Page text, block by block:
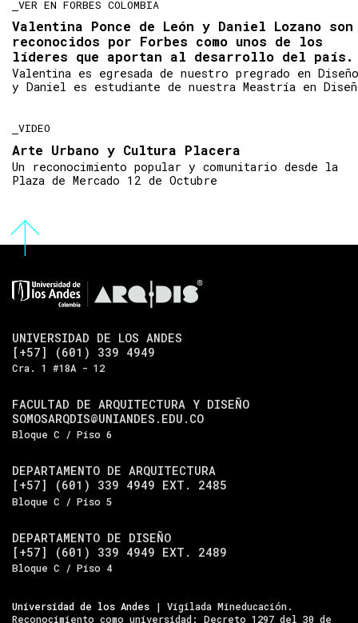
VER EN FORBES COLOMBIA
Valentina Ponce de León y Daniel Lozano son
reconocidos por Forbes como unos de los
líderes que aportan al desarrollo del país.
Valentina es egresada de nuestro pregrado en Diseño
y Daniel es estudiante de nuestra Meastría en
VIDEO
Arte Urbano y Cultura Placera
Un reconocimiento popular y comunitario desde la
Plaza de Mercado 12 de Octubre
UNIVERSIDAD DE LOS ANDES
[+57] (601) 339 4949
Cra. 1 #18A - 12
FACULTAD DE ARQUITECTURA Y DISEÑO
SOMOSARQDIS@UNIANDES.EDU.CO
Bloque C / Piso 6
DEPARTAMENTO DE ARQUITECTURA
[+57] (601) 339 4949 EXT. 2485
Bloque C / Piso 5
DEPARTAMENTO DE DISEÑO
[+57] (601) 339 4949 EXT. 2489
Bloque C / Piso 4
Universidad de los Andes | Vigilada Mineducación.
Reconocimiento como universidad: Decreto 1297 del 30 de